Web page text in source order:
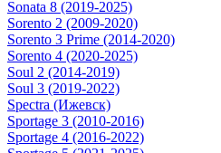
Sonata 8 (2019-2025)
Sorento 2 (2009-2020)
Sorento 3 Prime (2014-2020)
Sorento 4 (2020-2025)
Soul 2 (2014-2019)
Soul 3 (2019-2022)
Spectra (Ижевск)
Sportage 3 (2010-2016)
Sportage 4 (2016-2022)